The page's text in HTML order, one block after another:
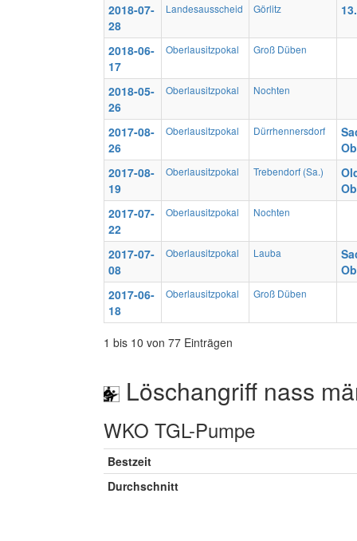
2018-07-
28
Landesausscheid Görlitz
2018-06-
17
Oberlausitzpokal Groß Düben
2018-05-
26
Oberlausitzpokal Nochten
2017-08-
26
Oberlausitzpokal Dürrhennersdorf
2017-08-
19
Oberlausitzpokal Trebendorf (Sa.)
2017-07-
22
Oberlausitzpokal Nochten
2017-07-
08
Oberlausitzpokal Lauba
2017-06-
18
Oberlausitzpokal Groß Düben
1 bis 10 von 77 Einträgen
Löschangriff nass
WKO TGL-Pumpe
Bestzeit
Durchschnitt